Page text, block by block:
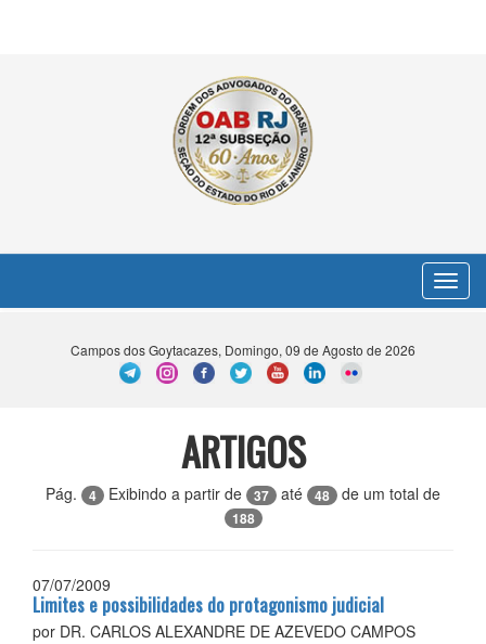
Toggle
Campos dos Goytacazes, Domingo, 09 de Agosto de 2026
ARTIGOS
Pág. 4 Exibindo a partir de 37 até 48 de um total de
188
07/07/2009
Limites e possibilidades do protagonismo judicial
por DR. CARLOS ALEXANDRE DE AZEVEDO CAMPOS